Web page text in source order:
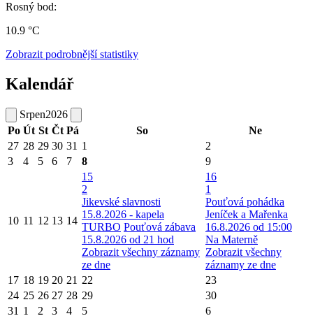
Rosný bod:
10.9 °C
Zobrazit podrobnější statistiky
Kalendář
Srpen2026
Po Út St Čt Pá So
Ne
27 28 29 30 31 1
2
3
4 5 6 7 8 9
10 11 12 13 14
15
2
Jikevské slavnosti
15.8.2026 - kapela
TURBO Pouťová zábava
15.8.2026 od 21 hod
Zobrazit všechny záznamy
ze dne
16
1
Pouťová pohádka
Jeníček a Mařenka
16.8.2026 od 15:00
Na Materně
Zobrazit všechny
záznamy ze dne
17 18 19 20 21 22
23
24 25 26 27 28 29
30
31 1 2 3 4 5 6